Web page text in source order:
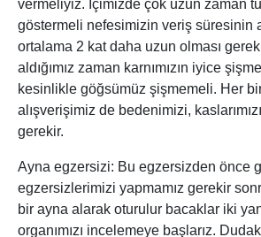
vermeliyiz. İçimizde çok uzun zaman
göstermeli nefesimizin veriş süresinin
ortalama 2 kat daha uzun olması
aldığımız zaman karnımızın iyice
kesinlikle göğsümüz şişmemeli. Her
alışverişimiz de bedenimizi,
gerekir.
Ayna egzersizi: Bu egzersizden önce
egzersizlerimizi yapmamız gerekir
bir ayna alarak oturulur bacaklar iki
organımızı incelemeye başlarız.